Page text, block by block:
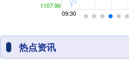
热点资讯